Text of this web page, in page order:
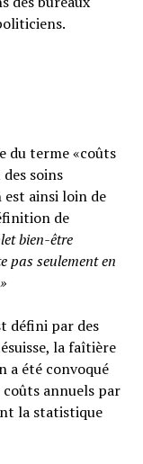
du terme «coûts
soins
est ainsi loin de
de
bien-être
pas seulement en
»
défini par des
la faîtière
a été convoqué
coûts annuels par
la statistique